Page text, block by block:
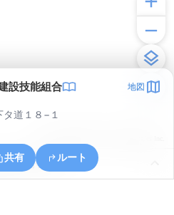
設技能組合 地図
道１８−１
共有 ルート
内字下小路６５